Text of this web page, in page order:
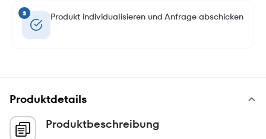
3 Produkt individualisieren und Anfrage abschicken
Produktdetails
Produktbeschreibung